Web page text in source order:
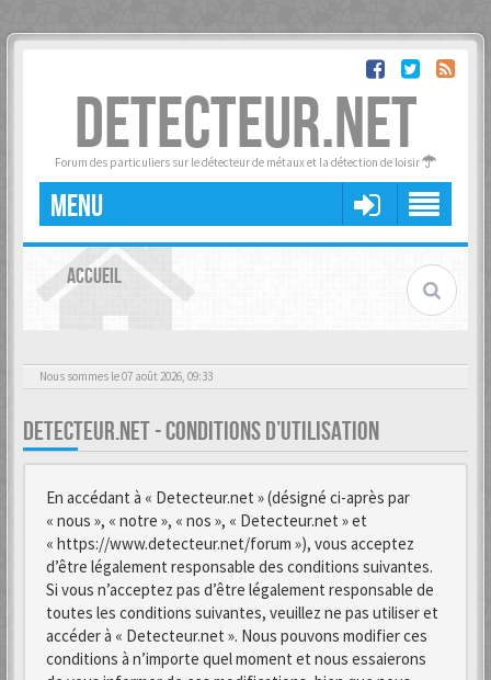
DETECTEUR.NET
Forum des particuliers sur le détecteur de métaux et la détection de loisir
MENU
ACCUEIL
Nous sommes le 07 août 2026, 09:33
DETECTEUR.NET - CONDITIONS D’UTILISATION
En accédant à « Detecteur.net » (désigné ci-après par
« nous », « notre », « nos », « Detecteur.net » et
« https://www.detecteur.net/forum »), vous acceptez
d’être légalement responsable des conditions suivantes.
Si vous n’acceptez pas d’être légalement responsable de
toutes les conditions suivantes, veuillez ne pas utiliser et
accéder à « Detecteur.net ». Nous pouvons modifier ces
conditions à n’importe quel moment et nous essaierons